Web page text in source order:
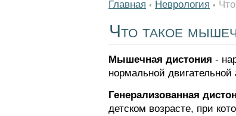
Главная • Неврология •
Что такое
Мышечная дистония -
нормальной
Генерализованная
детском возрасте, при